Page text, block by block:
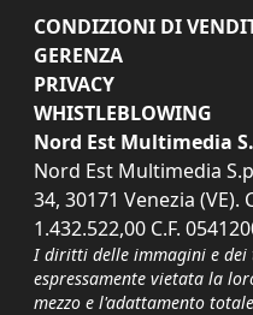
CONDIZIONI DI
GERENZA
PRIVACY
WHISTLEBLOWING
Nord Est Multimedia
Nord Est Multimedia
34, 30171 Venezia (VE).
1.432.522,00 C.F.
I diritti delle immagini e dei
espressamente vietata la
mezzo e l'adattamento